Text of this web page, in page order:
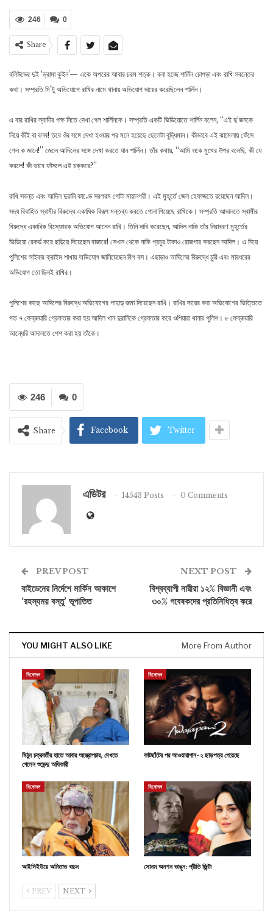
0
246
Share
বলিউডের দুই ‘ড্রামা কুইন’— একে অপরের আবার চরম শত্রু। বলা হচ্ছে শার্লিন চোপড়া এবং রাখি সবন্তের
কথা। সম্প্রতি মি’টু অভিযোগে রাখির নামে থানায় অভিযোগ দায়ের করেছিলেন শার্লিন।
এ বার রাখির স্বামীর পক্ষ নিতে দেখা গেল শার্লিনকে। সম্প্রতি একটি ভিডিয়োতে শার্লিন বলেন, ‘‘এই দু’জনকে
নিয়ে কীই বা বলব! তবে ওঁর সঙ্গে দেখা হওয়ার পর মনে হয়েছে ছেলেটা বুদ্ধিমান। কীভাবে এই ঝামেলায় ফেঁসে
গেল ক জানে!’’ জেলে আদিলের সঙ্গে দেখা করতে যান শার্লিন। তাঁর কথায়, ‘‘আমি ওকে মুখের উপর বলেছি, কী যে
করলে! কী ভাবে ফাঁসলে এই চক্করে?’’
রাখি সবন্ত এবং আদিল দুরানি কাণ্ডে সরগরম গোটা মায়ানগরী। এই মুহূর্তে জেল হেফাজতে রয়েছেন আদিল।
সদ্য বিবাহিত স্বামীর বিরুদ্ধে একাধিক বিরূপ মন্তব্য করতে শোনা গিয়েছে রাখিকে। সম্প্রতি আদালতে স্বামীর
বিরুদ্ধে একাধিক বিস্ফোরক অভিযোগ আনেন রাখি। তিনি দাবি করেছেন, আদিল নাকি তাঁর নিরাবরণ মুহূর্তের
ভিডিয়ো রেকর্ড করে ছড়িয়ে দিয়েছেন বাজারে! সেখান থেকে নাকি প্রচুর টাকাও রোজগার করছেন আদিল। এ নিয়ে
পুলিশের সাইবার ক্রাইম শাখায় অভিযোগ জানিয়েছেন বিগ বস। এছাড়াও আদিলের বিরুদ্ধে চুরি এবং মারধরের
অভিযোগ তো ছিলই রাখির।
পুলিশের কাছে আদিলের বিরুদ্ধে অভিযোগের পাহাড় জমা দিয়েছেন রাখি। রাখির দায়ের করা অভিযোগের ভিত্তিতে
গত ৭ ফেব্রুয়ারি গ্রেফতার করা হয় আদিল খান দুরানিকে গ্রেফতার করে ওশিয়ারা থানার পুলিশ। ৮ ফেব্রুয়ারি
আন্ধেরি আদালতে পেশ করা হয় তাঁকে।
0
246
Share Facebook Twitter
এডিটর 14543 Posts 0 Comments
PREV POST
বাইডেনের নির্দেশে মার্কিন আকাশে
‘রহস্যময় বস্তু’ ভূপাতিত
NEXT POST
বিশ্বব্যাপী নারীরা ১২% বিজ্ঞানী এবং
৩০% গবেষকদের প্রতিনিধিত্ব করে
YOU MIGHT ALSO LIKE More From Author
বিনোদন
মিঠুন চক্রবর্তীর হাতে আবার অস্ত্রোপচার, দেখতে
গেলেন শুভেন্দু অধিকারী
বিনোদন
কাটছাঁটের পর আওয়ারাপান-২ ছাড়পত্র পেয়েছে
বিনোদন
আইসিইউয়ে অমিতাভ বচ্চন
বিনোদন
সোনম অনশন ভাঙুন: প্রীতি জ়িন্টা
PREV NEXT